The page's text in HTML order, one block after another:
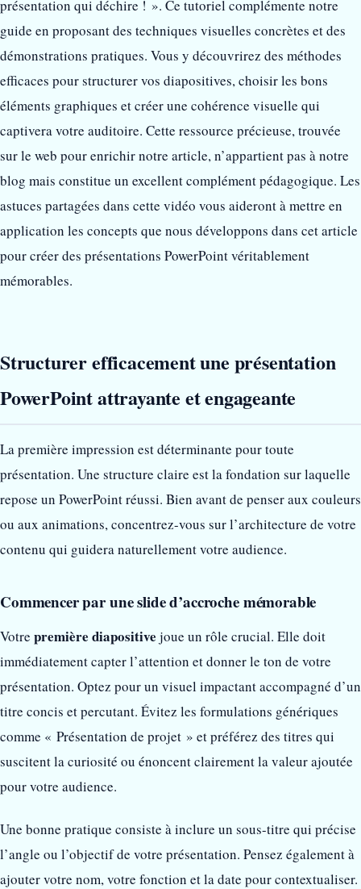
présentation qui déchire ! ». Ce tutoriel complémente notre
guide en proposant des techniques visuelles concrètes et des
démonstrations pratiques. Vous y découvrirez des méthodes
efficaces pour structurer vos diapositives, choisir les bons
éléments graphiques et créer une cohérence visuelle qui
captivera votre auditoire. Cette ressource précieuse, trouvée
sur le web pour enrichir notre article, n’appartient pas à notre
blog mais constitue un excellent complément pédagogique. Les
astuces partagées dans cette vidéo vous aideront à mettre en
application les concepts que nous développons dans cet article
pour créer des présentations PowerPoint véritablement
mémorables.
Structurer efficacement une présentation
PowerPoint attrayante et engageante
La première impression est déterminante pour toute
présentation. Une structure claire est la fondation sur laquelle
repose un PowerPoint réussi. Bien avant de penser aux couleurs
ou aux animations, concentrez-vous sur l’architecture de votre
contenu qui guidera naturellement votre audience.
Commencer par une slide d’accroche mémorable
Votre première diapositive joue un rôle crucial. Elle doit
immédiatement capter l’attention et donner le ton de votre
présentation. Optez pour un visuel impactant accompagné d’un
titre concis et percutant. Évitez les formulations génériques
comme « Présentation de projet » et préférez des titres qui
suscitent la curiosité ou énoncent clairement la valeur ajoutée
pour votre audience.
Une bonne pratique consiste à inclure un sous-titre qui précise
l’angle ou l’objectif de votre présentation. Pensez également à
ajouter votre nom, votre fonction et la date pour contextualiser.